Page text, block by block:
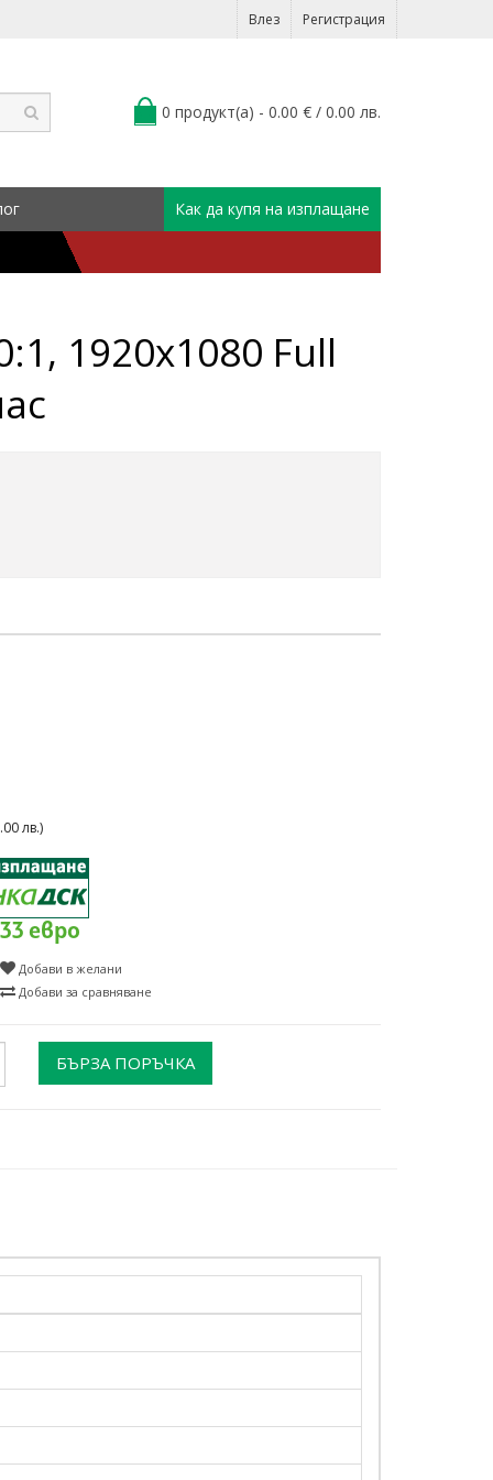
Влез Регистрация
0 продукт(а) - 0.00 € / 0.00 лв.
Как да купя на изплащане
1920x1080 Full
лв.)
евро
Добави в желани
Добави за сравняване
БЪРЗА ПОРЪЧКА